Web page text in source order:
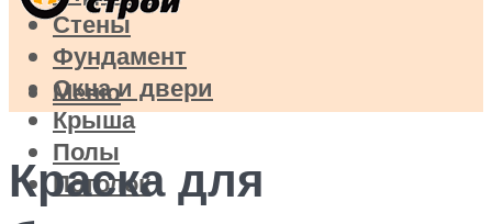
Стены
Фундамент
Окна и двери
Крыша
Полы
Потолок
Меню
Краска для